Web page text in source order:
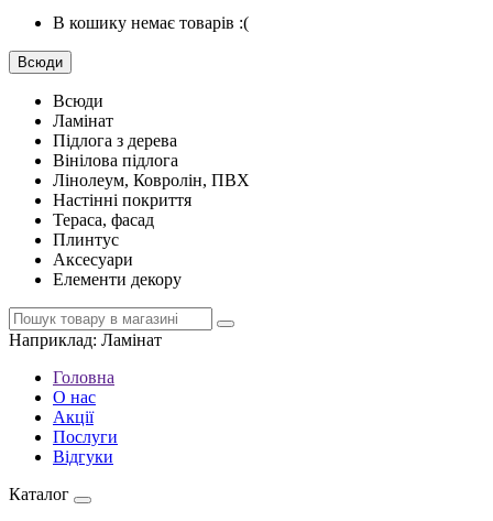
В кошику немає товарів :(
Всюди
Всюди
Ламінат
Підлога з дерева
Вінілова підлога
Лінолеум, Ковролін, ПВХ
Настінні покриття
Тераса, фасад
Плинтус
Аксесуари
Елементи декору
Наприклад: Ламінат
Головна
О нас
Акції
Послуги
Відгуки
Каталог